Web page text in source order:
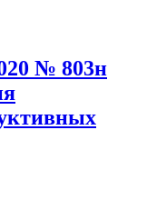
№ 803н